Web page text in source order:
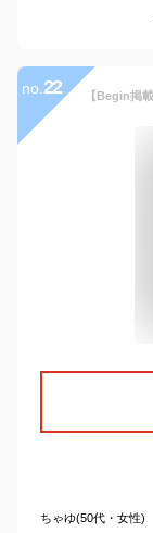
no. 22
ちゃゆ(50代・女性)